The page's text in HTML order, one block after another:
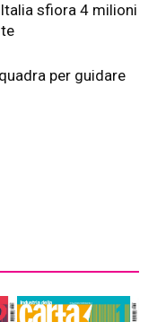
sfiora 4 milioni
per guidare